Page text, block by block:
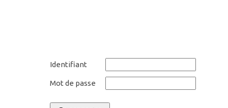
Identifiant
Mot de passe